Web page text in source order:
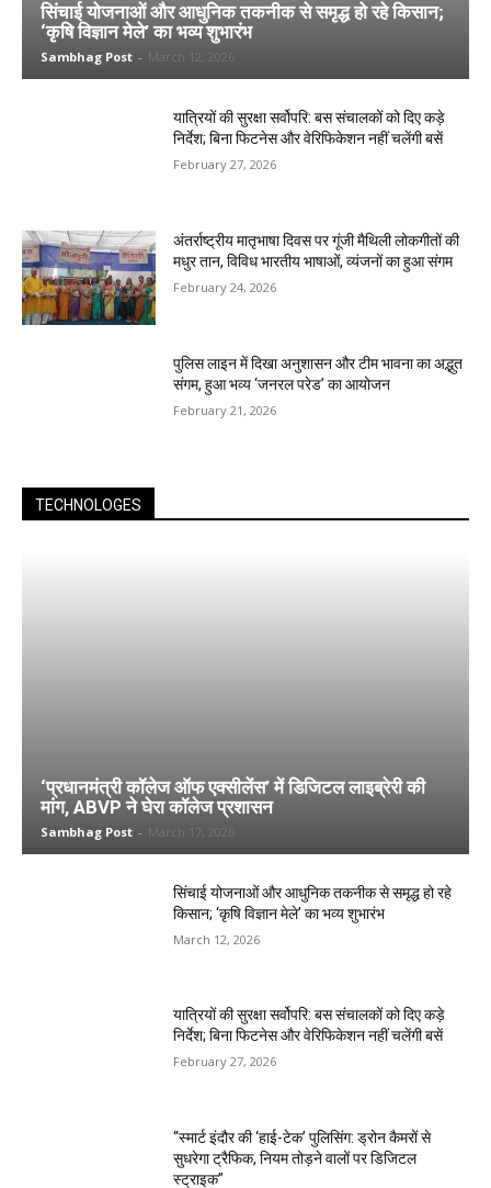
सिंचाई योजनाओं और आधुनिक तकनीक से समृद्ध हो रहे किसान;
‘कृषि विज्ञान मेले’ का भव्य शुभारंभ
Sambhag Post - March 12, 2026
यात्रियों की सुरक्षा सर्वोपरि: बस संचालकों को दिए कड़े
निर्देश; बिना फिटनेस और वेरिफिकेशन नहीं चलेंगी बसें
February 27, 2026
अंतर्राष्ट्रीय मातृभाषा दिवस पर गूंजी मैथिली लोकगीतों की
मधुर तान, विविध भारतीय भाषाओं, व्यंजनों का हुआ संगम
February 24, 2026
पुलिस लाइन में दिखा अनुशासन और टीम भावना का अद्भुत
संगम, हुआ भव्य ‘जनरल परेड’ का आयोजन
February 21, 2026
TECHNOLOGES
‘प्रधानमंत्री कॉलेज ऑफ एक्सीलेंस’ में डिजिटल लाइब्रेरी की
मांग, ABVP ने घेरा कॉलेज प्रशासन
Sambhag Post - March 17, 2026
सिंचाई योजनाओं और आधुनिक तकनीक से समृद्ध हो रहे
किसान; ‘कृषि विज्ञान मेले’ का भव्य शुभारंभ
March 12, 2026
यात्रियों की सुरक्षा सर्वोपरि: बस संचालकों को दिए कड़े
निर्देश; बिना फिटनेस और वेरिफिकेशन नहीं चलेंगी बसें
February 27, 2026
“स्मार्ट इंदौर की ‘हाई-टेक’ पुलिसिंग: ड्रोन कैमरों से
सुधरेगा ट्रैफिक, नियम तोड़ने वालों पर डिजिटल
स्ट्राइक”